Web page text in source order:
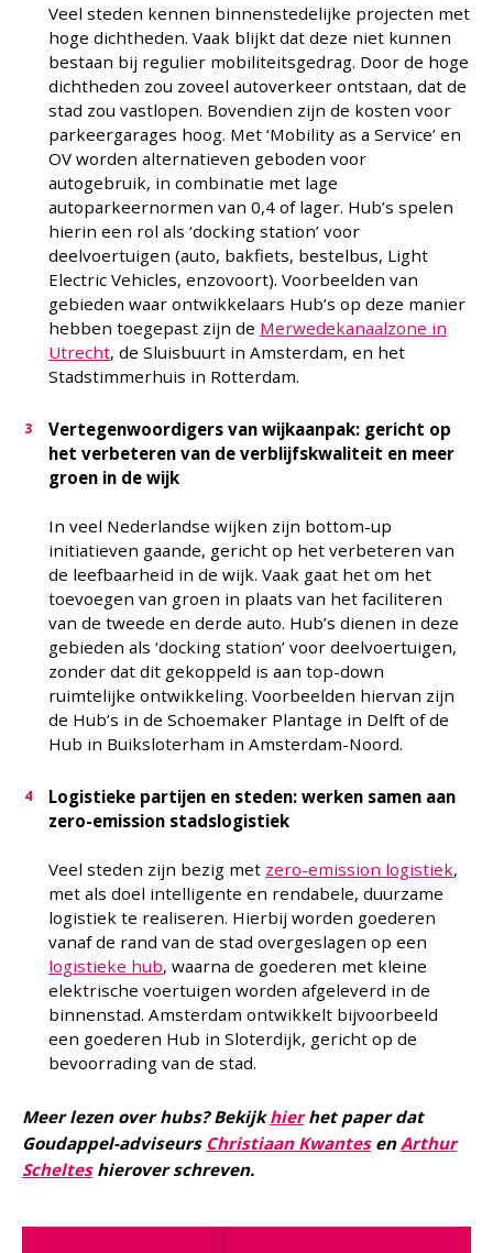
Veel steden kennen binnenstedelijke projecten met
hoge dichtheden. Vaak blijkt dat deze niet kunnen
bestaan bij regulier mobiliteitsgedrag. Door de hoge
dichtheden zou zoveel autoverkeer ontstaan, dat de
stad zou vastlopen. Bovendien zijn de kosten voor
parkeergarages hoog. Met ‘Mobility as a Service’ en
OV worden alternatieven geboden voor
autogebruik, in combinatie met lage
autoparkeernormen van 0,4 of lager. Hub’s spelen
hierin een rol als ‘docking station’ voor
deelvoertuigen (auto, bakfiets, bestelbus, Light
Electric Vehicles, enzovoort). Voorbeelden van
gebieden waar ontwikkelaars Hub’s op deze manier
hebben toegepast zijn de Merwedekanaalzone in
Utrecht, de Sluisbuurt in Amsterdam, en het
Stadstimmerhuis in Rotterdam.
Vertegenwoordigers van wijkaanpak: gericht op
het verbeteren van de verblijfskwaliteit en meer
groen in de wijk
In veel Nederlandse wijken zijn bottom-up
initiatieven gaande, gericht op het verbeteren van
de leefbaarheid in de wijk. Vaak gaat het om het
toevoegen van groen in plaats van het faciliteren
van de tweede en derde auto. Hub’s dienen in deze
gebieden als ‘docking station’ voor deelvoertuigen,
zonder dat dit gekoppeld is aan top-down
ruimtelijke ontwikkeling. Voorbeelden hiervan zijn
de Hub’s in de Schoemaker Plantage in Delft of de
Hub in Buiksloterham in Amsterdam-Noord.
Logistieke partijen en steden: werken samen aan
zero-emission stadslogistiek
Veel steden zijn bezig met zero-emission logistiek,
met als doel intelligente en rendabele, duurzame
logistiek te realiseren. Hierbij worden goederen
vanaf de rand van de stad overgeslagen op een
logistieke hub, waarna de goederen met kleine
elektrische voertuigen worden afgeleverd in de
binnenstad. Amsterdam ontwikkelt bijvoorbeeld
een goederen Hub in Sloterdijk, gericht op de
bevoorrading van de stad.
Meer lezen over hubs? Bekijkhierhet paper dat
Goudappel-adviseurs Christiaan KwantesenArthur
Schelteshierover schreven.